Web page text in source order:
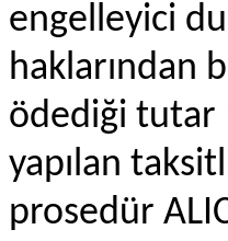
engelleyici
haklarından
ödediği tutar
yapılan
prosedür